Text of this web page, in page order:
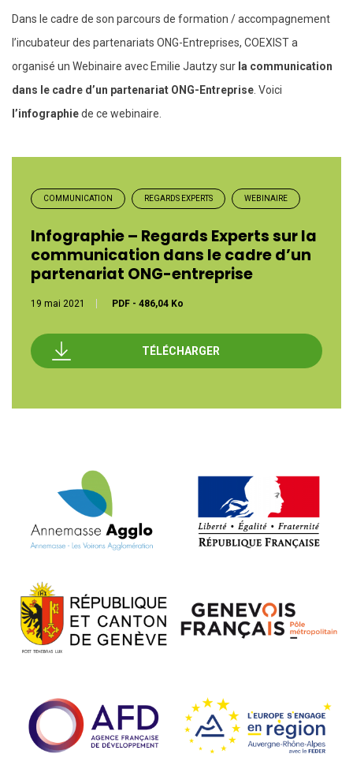
Dans le cadre de son parcours de formation / accompagnement
l’incubateur des partenariats ONG-Entreprises, COEXIST a
organisé un Webinaire avec Emilie Jautzy sur la communication
dans le cadre d’un partenariat ONG-Entreprise . Voici
l’infographiede ce webinaire.
COMMUNICATION REGARDS EXPERTS WEBINAIRE
Infographie – Regards Experts sur la
communication dans le cadre d’un
partenariat ONG-entreprise
19 mai 2021 PDF - 486,04 Ko
TÉLÉCHARGER